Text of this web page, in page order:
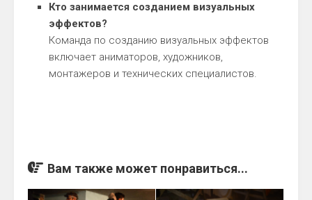
Кто занимается созданием визуальных
эффектов?
Команда по созданию визуальных эффектов
включает аниматоров, художников,
монтажеров и технических специалистов.
Вам также может понравиться...